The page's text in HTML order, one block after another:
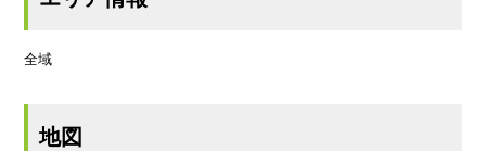
全域
地図